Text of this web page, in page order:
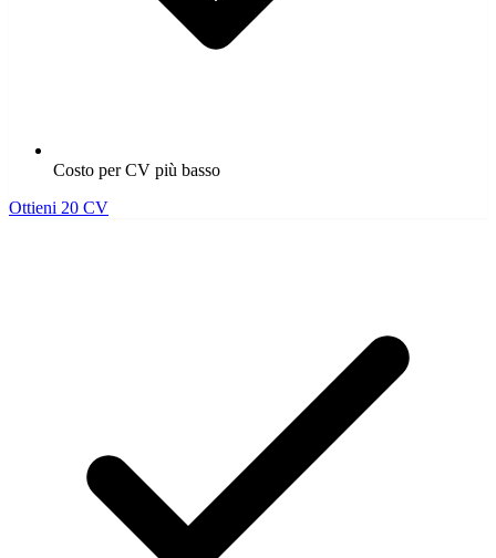
Costo per CV più basso
Ottieni 20 CV